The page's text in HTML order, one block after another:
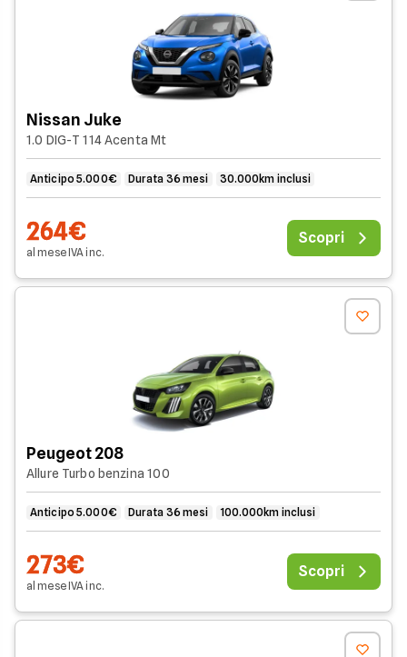
Nissan Juke
1.0 DIG-T 114 Acenta Mt
Anticipo 5.000€ Durata 36 mesi 30.000km inclusi
264€
al meseIVAinc.
Scopri
Peugeot 208
Allure Turbo benzina 100
Anticipo 5.000€ Durata 36 mesi 100.000km inclusi
273€
al meseIVAinc.
Scopri